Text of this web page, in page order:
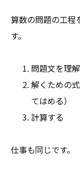
算数の問題の工程
す。
問題文を理
解くための
てはめる）
計算する
仕事も同じです。